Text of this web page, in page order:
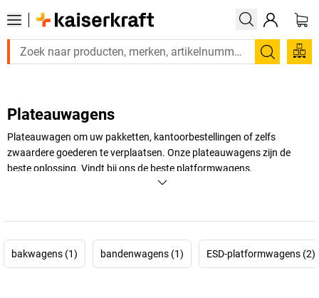
Zoeken
Plateauwagens
Plateauwagen om uw pakketten, kantoorbestellingen of zelfs
zwaardere goederen te verplaatsen. Onze plateauwagens zijn de
beste oplossing. Vindt bij ons de beste platformwagens,
plateauwagens en duwkarren. Deze plateauwagens met kantelbare
+Meer weergeven
bakwagens (1)
bandenwagens (1) ESD-platformwagens (2)